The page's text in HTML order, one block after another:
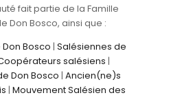
fait partie de la Famille
Don Bosco, ainsi que :
Bosco | Salésiennes de
salésiens |
Don Bosco | Ancien(ne)s
| Mouvement Salésien des